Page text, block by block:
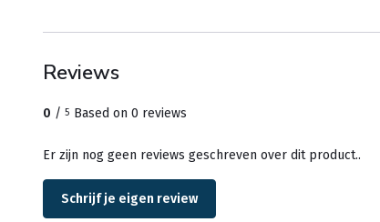
Reviews
0 / 5 Based on 0 reviews
Er zijn nog geen reviews geschreven over dit product..
Schrijf je eigen review